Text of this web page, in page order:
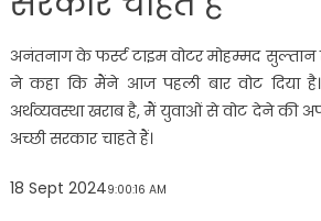
अनंतनाग के फर्स्ट टाइम वोटर मोहम्मद
ने कहा कि मैंने आज पहली बार वोट दिया है।
अर्थव्यवस्था खराब है, मैं युवाओं से वोट देने की
अच्छी सरकार चाहते हैं।
18 Sept 20249:00:16 AM